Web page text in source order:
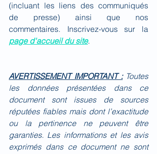
(incluant les liens des communiqués
de presse) ainsi que nos
page d'accueil du site.
AVERTISSEMENT IMPORTANT : Toutes
les données présentées dans ce
document sont issues de sources
réputées fiables mais dont l’exactitude
ou la pertinence ne peuvent être
garanties. Les informations et les avis
exprimés dans ce document ne sont